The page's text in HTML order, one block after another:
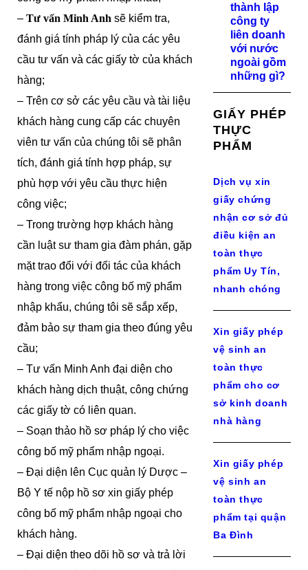
– Tư vấn Minh Anh sẽ kiểm tra,
đánh giá tính pháp lý của các yêu
cầu tư vấn và các giấy tờ của khách
hàng;
– Trên cơ sở các yêu cầu và tài liệu
khách hàng cung cấp các chuyên
viên tư vấn của chúng tôi sẽ phân
tích, đánh giá tính hợp pháp, sự
phù hợp với yêu cầu thực hiện
công việc;
– Trong trường hợp khách hàng
cần luật sư tham gia đàm phán, gặp
mặt trao đổi với đối tác của khách
hàng trong việc công bố mỹ phẩm
nhập khẩu, chúng tôi sẽ sắp xếp,
đảm bảo sự tham gia theo đúng yêu
cầu;
– Tư vấn Minh Anh đại diện cho
khách hàng dịch thuật, công chứng
các giấy tờ có liên quan.
– Soạn thảo hồ sơ pháp lý cho việc
công bố mỹ phẩm nhập ngoại.
– Đại diện lên Cục quản lý Dược –
Bộ Y tế nộp hồ sơ xin giấy phép
công bố mỹ phẩm nhập ngoại cho
khách hàng.
– Đại diện theo dõi hồ sơ và trả lời
thành lập
công ty
liên doanh
với nước
ngoài gồm
những gì?
GIẤY PHÉP
THỰC
PHẨM
Dịch vụ xin
giấy chứng
nhận cơ sở đủ
điều kiện an
toàn thực
phẩm Uy Tín,
nhanh chóng
Xin giấy phép
vệ sinh an
toàn thực
phẩm cho cơ
sở kinh doanh
nhà hàng
Xin giấy phép
vệ sinh an
toàn thực
phẩm tại quận
Ba Đình